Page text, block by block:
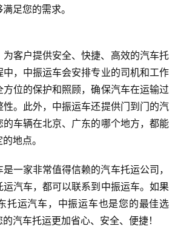
足您的需求。
为客户提供安全、快捷、高效的汽车托
，中振运车会安排专业的司机和工作
位的保护和照顾，确保汽车在运输过
。此外，中振运车还提供门到门的汽
车辆在北京、广东的哪个地方，都能
地点。
一家非常值得信赖的汽车托运公司，
汽车，都可以联系到中振运车。如果
托运汽车，中振运车也是您的最佳选
汽车托运更加省心、安全、便捷！